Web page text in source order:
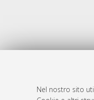
Nel nostro sito